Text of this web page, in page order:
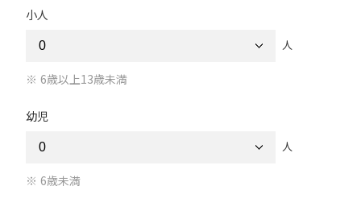
小人
人
6歳以上13歳未満
幼児
人
6歳未満